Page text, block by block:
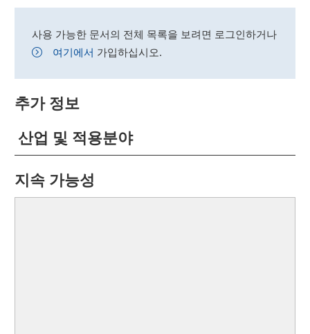
사용 가능한 문서의 전체 목록을 보려면 로그인하거나
여기에서 가입하십시오.
추가 정보
산업 및 적용분야
지속 가능성